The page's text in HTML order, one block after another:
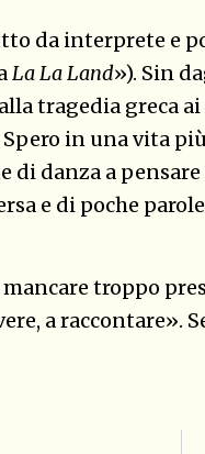
da interprete e
La La Land»). Sin
tragedia greca ai
in una vita
danza a pensare
e di poche
troppo
a raccontare».